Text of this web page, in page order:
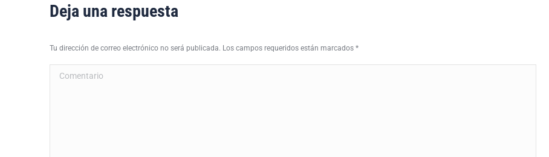
Deja una respuesta
Tu dirección de correo electrónico no será publicada. Los campos requeridos están marcados *
Comentario